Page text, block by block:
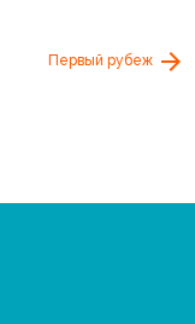
Первый рубеж